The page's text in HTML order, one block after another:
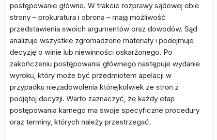
postępowanie główne. W trakcie rozprawy sądowej obie
strony – prokuratura i obrona – mają możliwość
przedstawienia swoich argumentów oraz dowodów. Sąd
analizuje wszystkie zgromadzone materiały i podejmuje
decyzję o winie lub niewinności oskarżonego. Po
zakończeniu postępowania głównego następuje wydanie
wyroku, który może być przedmiotem apelacji w
przypadku niezadowolenia którejkolwiek ze stron z
podjętej decyzji. Warto zaznaczyć, że każdy etap
postępowania karnego ma swoje specyficzne procedury
oraz terminy, których należy przestrzegać.